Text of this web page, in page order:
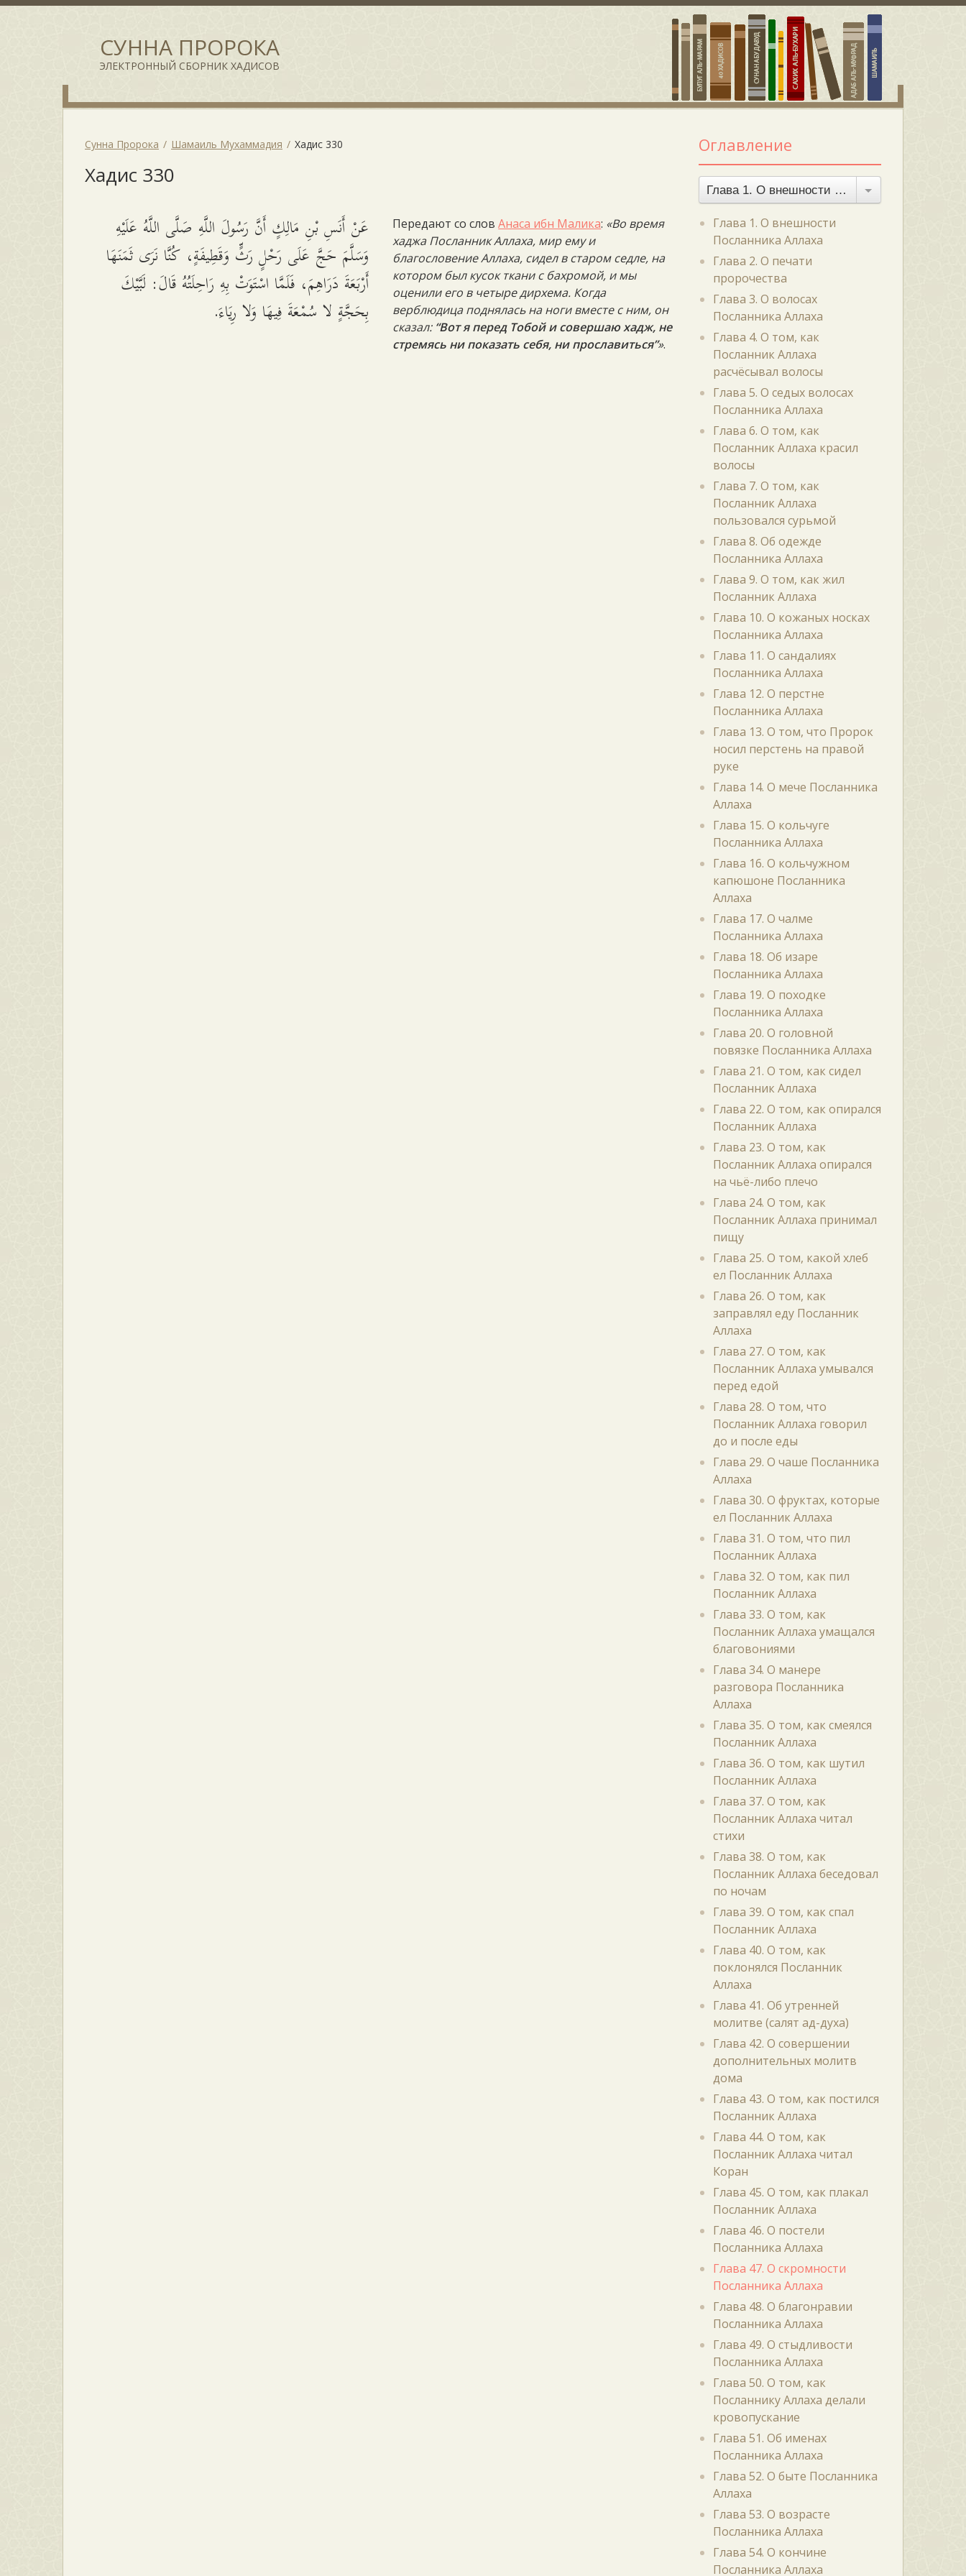
СУННА ПРОРОКА
ЭЛЕКТРОННЫЙ СБОРНИК ХАДИСОВ
Сунна Пророка Шамаиль Мухаммадия Хадис 330
Хадис 330
عَنْ أَنَسِ بْنِ مَالِكٍ أَنَّ رَسُولَ اللَّهِ صَلَّى اللَّهُ عَلَيْهِ
وَسَلَّمَ حَجَّ عَلَى رَحْلٍ رَثٍّ وَقَطِيفَةٍ، كُنَّا نَرَى ثَمَنَهَا
أَرْبَعَةَ دَرَاهِمَ، فَلَمَّا اسْتَوَتْ بِهِ رَاحِلَتُهُ قَالَ: لَبَّيْكَ
بِحَجَّةٍ لا سُمْعَةَ فِيهَا وَلا رِيَاءَ.
Передают со словАнаса ибн Малика: «Во время
хаджа Посланник Аллаха, мир ему и
благословение Аллаха, сидел в старом седле, на
котором был кусок ткани с бахромой, и мы
оценили его в четыре дирхема. Когда
верблюдица поднялась на ноги вместе с ним, он
сказал: “Вот я перед Тобой и совершаю хадж, не
стремясь ни показать себя, ни прославиться”».
Оглавление
Глава 1. О внешности Посланника Аллаха
Глава 1. О внешности
Посланника Аллаха
Глава 2. О печати
пророчества
Глава 3. О волосах
Посланника Аллаха
Глава 4. О том, как
Посланник Аллаха
расчёсывал волосы
Глава 5. О седых волосах
Посланника Аллаха
Глава 6. О том, как
Посланник Аллаха красил
волосы
Глава 7. О том, как
Посланник Аллаха
пользовался сурьмой
Глава 8. Об одежде
Посланника Аллаха
Глава 9. О том, как жил
Посланник Аллаха
Глава 10. О кожаных носках
Посланника Аллаха
Глава 11. О сандалиях
Посланника Аллаха
Глава 12. О перстне
Посланника Аллаха
Глава 13. О том, что Пророк
носил перстень на правой
руке
Глава 14. О мече Посланника
Аллаха
Глава 15. О кольчуге
Посланника Аллаха
Глава 16. О кольчужном
капюшоне Посланника
Аллаха
Глава 17. О чалме
Посланника Аллаха
Глава 18. Об изаре
Посланника Аллаха
Глава 19. О походке
Посланника Аллаха
Глава 20. О головной
повязке Посланника Аллаха
Глава 21. О том, как сидел
Посланник Аллаха
Глава 22. О том, как опирался
Посланник Аллаха
Глава 23. О том, как
Посланник Аллаха опирался
на чьё-либо плечо
Глава 24. О том, как
Посланник Аллаха принимал
пищу
Глава 25. О том, какой хлеб
ел Посланник Аллаха
Глава 26. О том, как
заправлял еду Посланник
Аллаха
Глава 27. О том, как
Посланник Аллаха умывался
перед едой
Глава 28. О том, что
Посланник Аллаха говорил
до и после еды
Глава 29. О чаше Посланника
Аллаха
Глава 30. О фруктах, которые
ел Посланник Аллаха
Глава 31. О том, что пил
Посланник Аллаха
Глава 32. О том, как пил
Посланник Аллаха
Глава 33. О том, как
Посланник Аллаха умащался
благовониями
Глава 34. О манере
разговора Посланника
Аллаха
Глава 35. О том, как смеялся
Посланник Аллаха
Глава 36. О том, как шутил
Посланник Аллаха
Глава 37. О том, как
Посланник Аллаха читал
стихи
Глава 38. О том, как
Посланник Аллаха беседовал
по ночам
Глава 39. О том, как спал
Посланник Аллаха
Глава 40. О том, как
поклонялся Посланник
Аллаха
Глава 41. Об утренней
молитве (салят ад-духа)
Глава 42. О совершении
дополнительных молитв
дома
Глава 43. О том, как постился
Посланник Аллаха
Глава 44. О том, как
Посланник Аллаха читал
Коран
Глава 45. О том, как плакал
Посланник Аллаха
Глава 46. О постели
Посланника Аллаха
Глава 47. О скромности
Посланника Аллаха
Глава 48. О благонравии
Посланника Аллаха
Глава 49. О стыдливости
Посланника Аллаха
Глава 50. О том, как
Посланнику Аллаха делали
кровопускание
Глава 51. Об именах
Посланника Аллаха
Глава 52. О быте Посланника
Аллаха
Глава 53. О возрасте
Посланника Аллаха
Глава 54. О кончине
Посланника Аллаха